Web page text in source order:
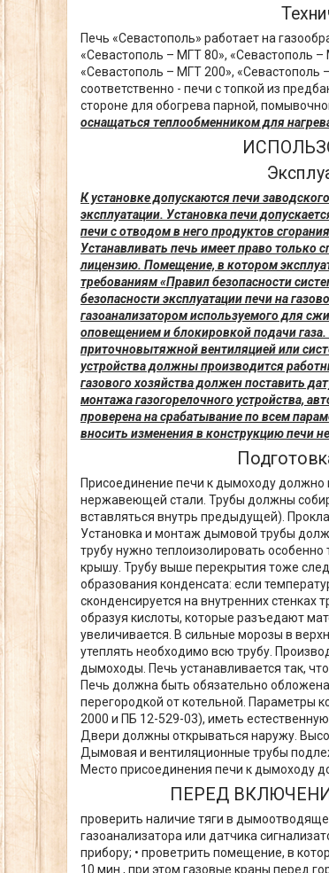
Печь «Севастополь» работает на
«Севастополь – МГТ 80», «Севастополь
«Севастополь – МГТ 200», «Севастополь
соответственно - печи с топкой из
стороне для обогрева парной,
оснащаться теплообменником для
К установке допускаются печи
эксплуатации. Установка печи
печи с отводом в него продуктов
Устанавливать печь имеет право
лицензию. Помещение, в котором
требованиям «Правил безопасности
безопасности эксплуатации печи на
газоанализатором используемого для
оповещением и блокировкой подачи
приточновытяжной вентиляцией или
устройства должны производится
газового хозяйства должен поставить
монтажа газогорелочного устройства,
проверена на срабатывание по всем
вносить изменения в конструкцию печи
Присоединение печи к дымоходу должно
нержавеющей стали. Трубы должны
вставляться внутрь предыдущей).
Установка и монтаж дымовой трубы
трубу нужно теплоизолировать
крышу. Трубу выше перекрытия тоже
образования конденсата: если
сконденсируется на внутренних
образуя кислоты, которые разъедают
увеличивается. В сильные морозы в
утеплять необходимо всю трубу.
дымоходы. Печь устанавливается так,
Печь должна быть обязательно
перегородкой от котельной. Параметры
2000 и ПБ 12-529-03), иметь
Двери должны открываться наружу.
Дымовая и вентиляционные трубы
Место присоединения печи к дымоходу
ПЕРЕД
проверить наличие тяги в
газоанализатора или датчика
прибору; • проветрить помещение, в
10 мин., при этом газовые краны перед